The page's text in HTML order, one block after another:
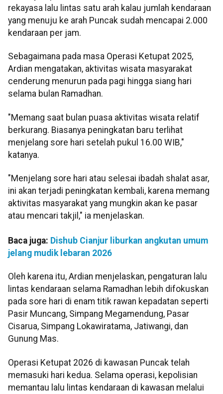
rekayasa lalu lintas satu arah kalau jumlah kendaraan
yang menuju ke arah Puncak sudah mencapai 2.000
kendaraan per jam.
Sebagaimana pada masa Operasi Ketupat 2025,
Ardian mengatakan, aktivitas wisata masyarakat
cenderung menurun pada pagi hingga siang hari
selama bulan Ramadhan.
"Memang saat bulan puasa aktivitas wisata relatif
berkurang. Biasanya peningkatan baru terlihat
menjelang sore hari setelah pukul 16.00 WIB,"
katanya.
"Menjelang sore hari atau selesai ibadah shalat asar,
ini akan terjadi peningkatan kembali, karena memang
aktivitas masyarakat yang mungkin akan ke pasar
atau mencari takjil," ia menjelaskan.
Baca juga: Dishub Cianjur liburkan angkutan umum
jelang mudik lebaran 2026
Oleh karena itu, Ardian menjelaskan, pengaturan lalu
lintas kendaraan selama Ramadhan lebih difokuskan
pada sore hari di enam titik rawan kepadatan seperti
Pasir Muncang, Simpang Megamendung, Pasar
Cisarua, Simpang Lokawiratama, Jatiwangi, dan
Gunung Mas.
Operasi Ketupat 2026 di kawasan Puncak telah
memasuki hari kedua. Selama operasi, kepolisian
memantau lalu lintas kendaraan di kawasan melalui